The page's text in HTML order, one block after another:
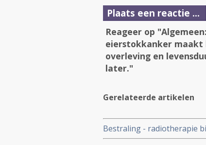
Plaats een reactie ...
Reageer op
eierstokkanker maakt
overleving en
later."
Gerelateerde artikelen
Bestraling - radiotherapie
langere termijn grotere